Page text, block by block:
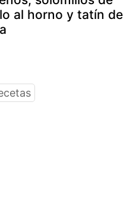
al horno y tatín de